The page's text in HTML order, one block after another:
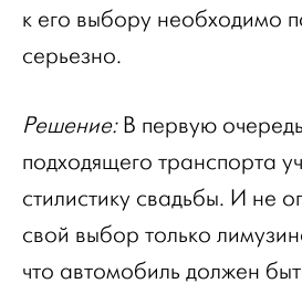
к его выбору необходимо
серьезно.
Решение:В первую
подходящего транспорта
стилистику свадьбы. И не
свой выбор только
что автомобиль должен